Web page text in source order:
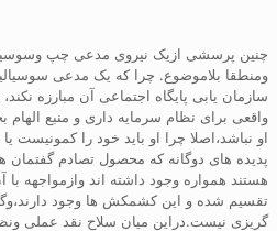
چنین پرسشی ازیک نیروی مدعی چپ
ومنطقا بلاموضوع. چرا که یک مدعی
سازمان یابی پایگاه اجتماعی آن مبارزه نکند،
واقعی برای نظام سرمایه داری و منبع الهام
او نباشد،اصلا چرا او باید خود را کمونیست
پدیده های دوگانه که محصول تصادم گفتمان
هستند همواره وجود داشته اند وازمواجهه با
تقسیم شده و این کشمکش ها وجود
گریزی نیست.دراین میان سلاح نقد عملی